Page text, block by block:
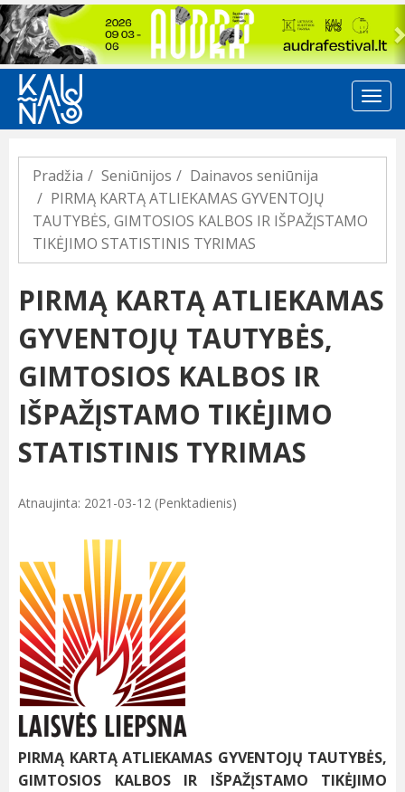
Previous
Pradžia Seniūnijos
Dainavos seniūnija
PIRMĄ KARTĄ ATLIEKAMAS GYVENTOJŲ
TAUTYBĖS, GIMTOSIOS KALBOS IR IŠPAŽĮSTAMO
TIKĖJIMO STATISTINIS TYRIMAS
PIRMĄ KARTĄ ATLIEKAMAS
GYVENTOJŲ TAUTYBĖS,
GIMTOSIOS KALBOS IR
IŠPAŽĮSTAMO TIKĖJIMO
STATISTINIS TYRIMAS
Atnaujinta: 2021-03-12 (Penktadienis)
PIRMĄ KARTĄ ATLIEKAMAS GYVENTOJŲ TAUTYBĖS,
GIMTOSIOS KALBOS IR IŠPAŽĮSTAMO TIKĖJIMO